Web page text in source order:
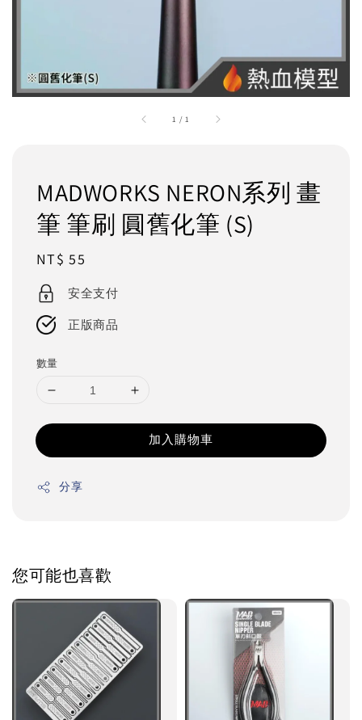
1 / 1
MADWORKS NERON系列 畫
筆 筆刷 圓舊化筆 (S)
Regular
price
NT$ 55
安全支付
正版商品
數量
加入購物車
分享
您可能也喜歡